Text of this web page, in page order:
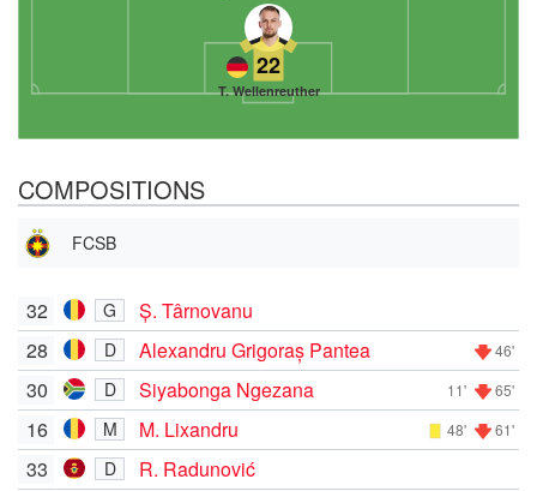
22
T. Wellenreuther
COMPOSITIONS
FCSB
32 G
Ș. Târnovanu
28
D Alexandru Grigoraș Pantea 46'
30 D Siyabonga Ngezana 11' 65'
16 M M. Lixandru 48' 61'
33 D
R. Radunović